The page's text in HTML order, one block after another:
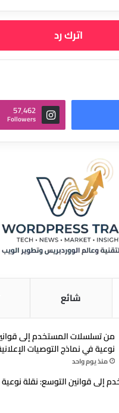
اترك رد
57٬462
Followers
شائع
من تسلسلات المستخدم إلى
نوعية في نماذج التوصيات
منذ يوم واحد
إلى قوانين التوسع: نقلة